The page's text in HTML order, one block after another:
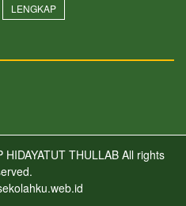
LENGKAP
HIDAYATUT THULLAB All rights